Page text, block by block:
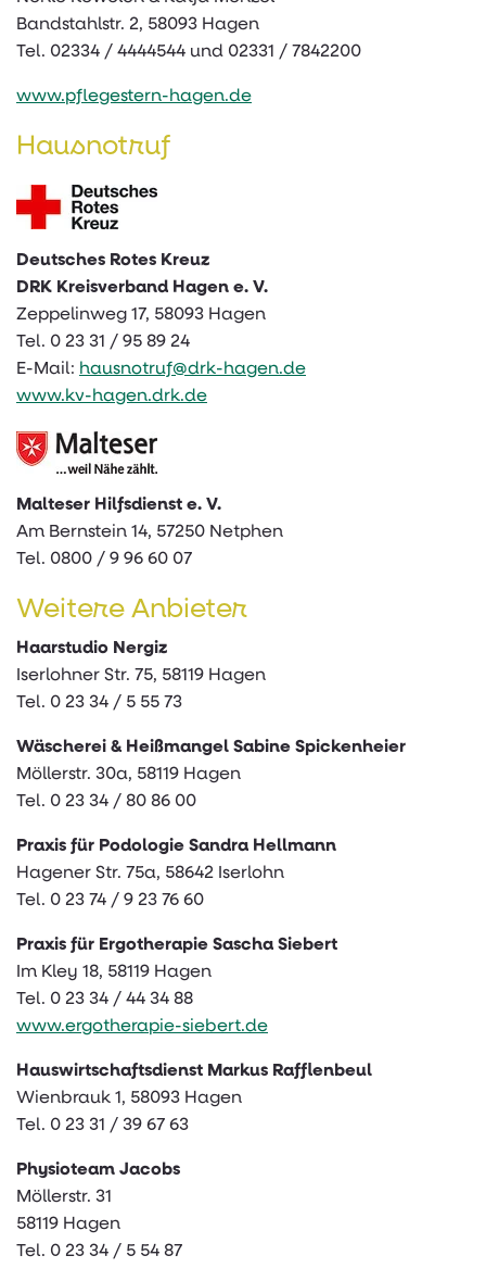
Bandstahlstr. 2, 58093 Hagen
Tel. 02334 / 4444544 und 02331 / 7842200
www.pflegestern-hagen.de
Hausnotruf
Deutsches Rotes Kreuz
DRK Kreisverband Hagen e. V.
Zeppelinweg 17, 58093 Hagen
Tel. 0 23 31 / 95 89 24
E-Mail: hausnotruf@drk-hagen.de
www.kv-hagen.drk.de
Malteser Hilfsdienst e. V.
Am Bernstein 14, 57250 Netphen
Tel. 0800 / 9 96 60 07
Weitere Anbieter
Haarstudio Nergiz
Iserlohner Str. 75, 58119 Hagen
Tel. 0 23 34 / 5 55 73
Wäscherei & Heißmangel Sabine Spickenheier
Möllerstr. 30a, 58119 Hagen
Tel. 0 23 34 / 80 86 00
Praxis für Podologie Sandra Hellmann
Hagener Str. 75a, 58642 Iserlohn
Tel. 0 23 74 / 9 23 76 60
Praxis für Ergotherapie Sascha Siebert
Im Kley 18, 58119 Hagen
Tel. 0 23 34 / 44 34 88
www.ergotherapie-siebert.de
Hauswirtschaftsdienst Markus Rafflenbeul
Wienbrauk 1, 58093 Hagen
Tel. 0 23 31 / 39 67 63
Physioteam Jacobs
Möllerstr. 31
58119 Hagen
Tel. 0 23 34 / 5 54 87